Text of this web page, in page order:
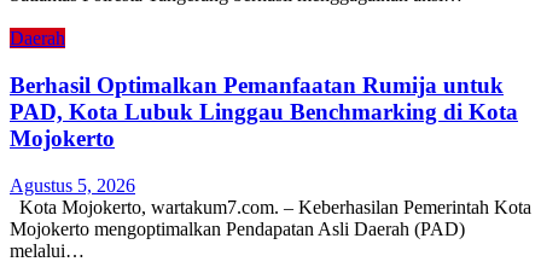
Daerah
Berhasil Optimalkan Pemanfaatan Rumija untuk
PAD, Kota Lubuk Linggau Benchmarking di Kota
Mojokerto
Agustus 5, 2026
Kota Mojokerto, wartakum7.com. – Keberhasilan Pemerintah Kota
Mojokerto mengoptimalkan Pendapatan Asli Daerah (PAD)
melalui…